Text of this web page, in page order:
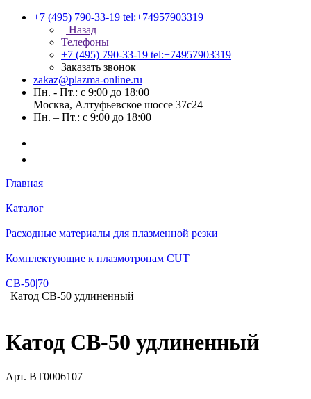
+7 (495) 790-33-19 tel:+74957903319
Назад
Телефоны
+7 (495) 790-33-19 tel:+74957903319
Заказать звонок
zakaz@plazma-online.ru
Пн. - Пт.: с 9:00 до 18:00
Москва, Алтуфьевское шоссе 37с24
Пн. – Пт.: с 9:00 до 18:00
Главная
Каталог
Расходные материалы для плазменной резки
Комплектующие к плазмотронам CUT
СВ-50|70
Катод CB-50 удлиненный
Катод CB-50 удлиненный
Арт. BT0006107